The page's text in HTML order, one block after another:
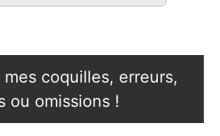
coquilles, erreurs,
ou omissions !